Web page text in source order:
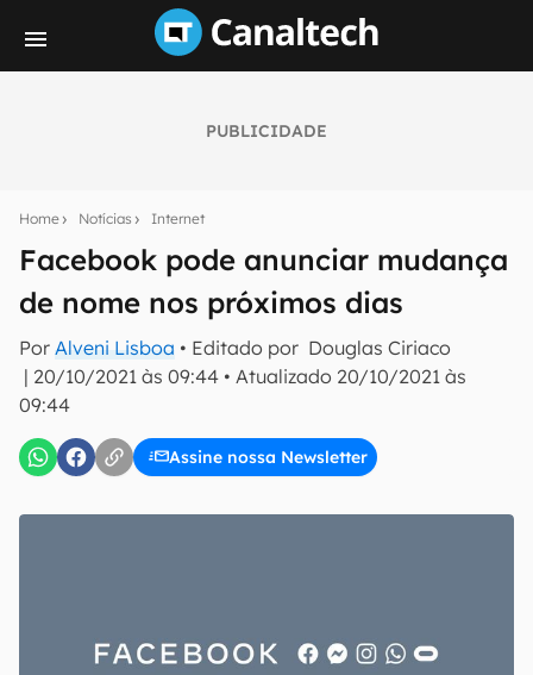
PUBLICIDADE
Home Notícias Internet
Facebook pode anunciar mudança
de nome nos próximos dias
Por Alveni Lisboa • Editado por Douglas Ciriaco
| 20/10/2021 às 09:44 • Atualizado 20/10/2021 às
09:44
Assine nossa Newsletter
notícias e reviews sobre tecnologia em primeira
mão.
E-mail
Confirmo que li, aceito e concordo com os